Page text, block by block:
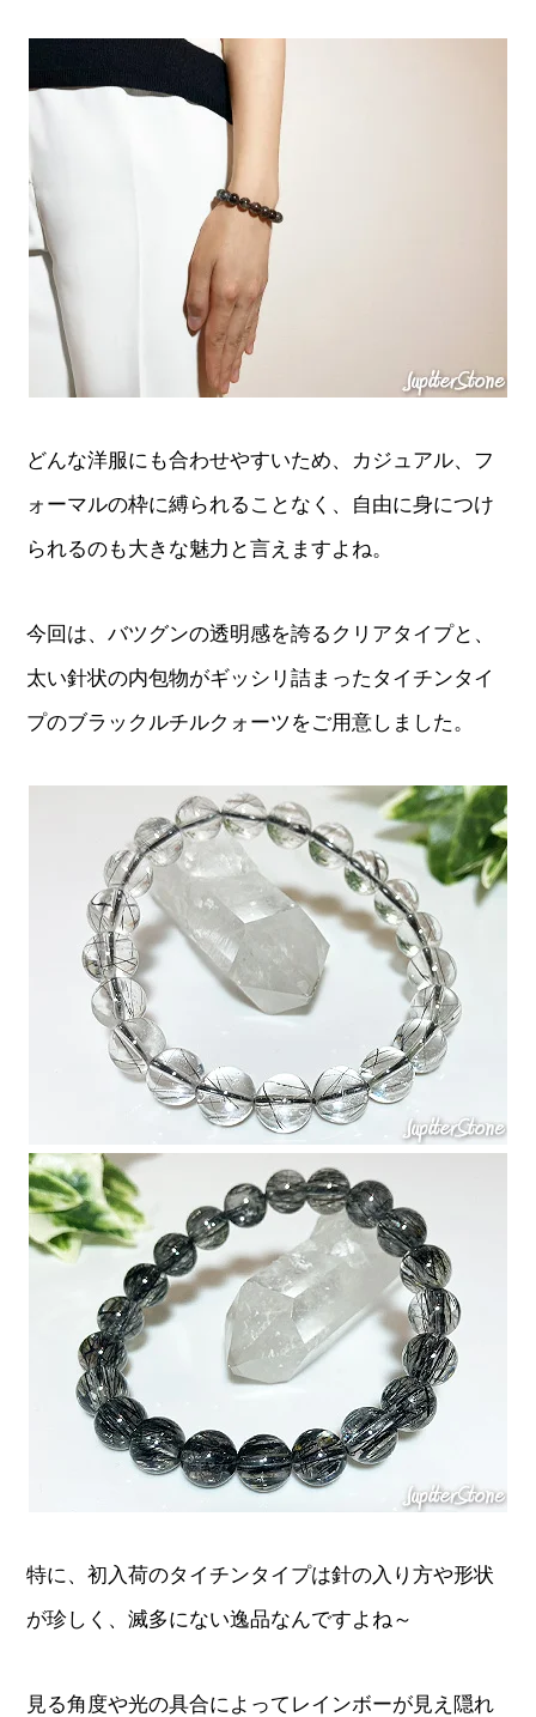
どんな洋服にも合わせやすいため、カジュアル、フ
ォーマルの枠に縛られることなく、自由に身につけ
られるのも大きな魅力と言えますよね。
今回は、バツグンの透明感を誇るクリアタイプと、
太い針状の内包物がギッシリ詰まったタイチンタイ
プのブラックルチルクォーツをご用意しました。
特に、初入荷のタイチンタイプは針の入り方や形状
が珍しく、滅多にない逸品なんですよね～
見る角度や光の具合によってレインボーが見え隠れ